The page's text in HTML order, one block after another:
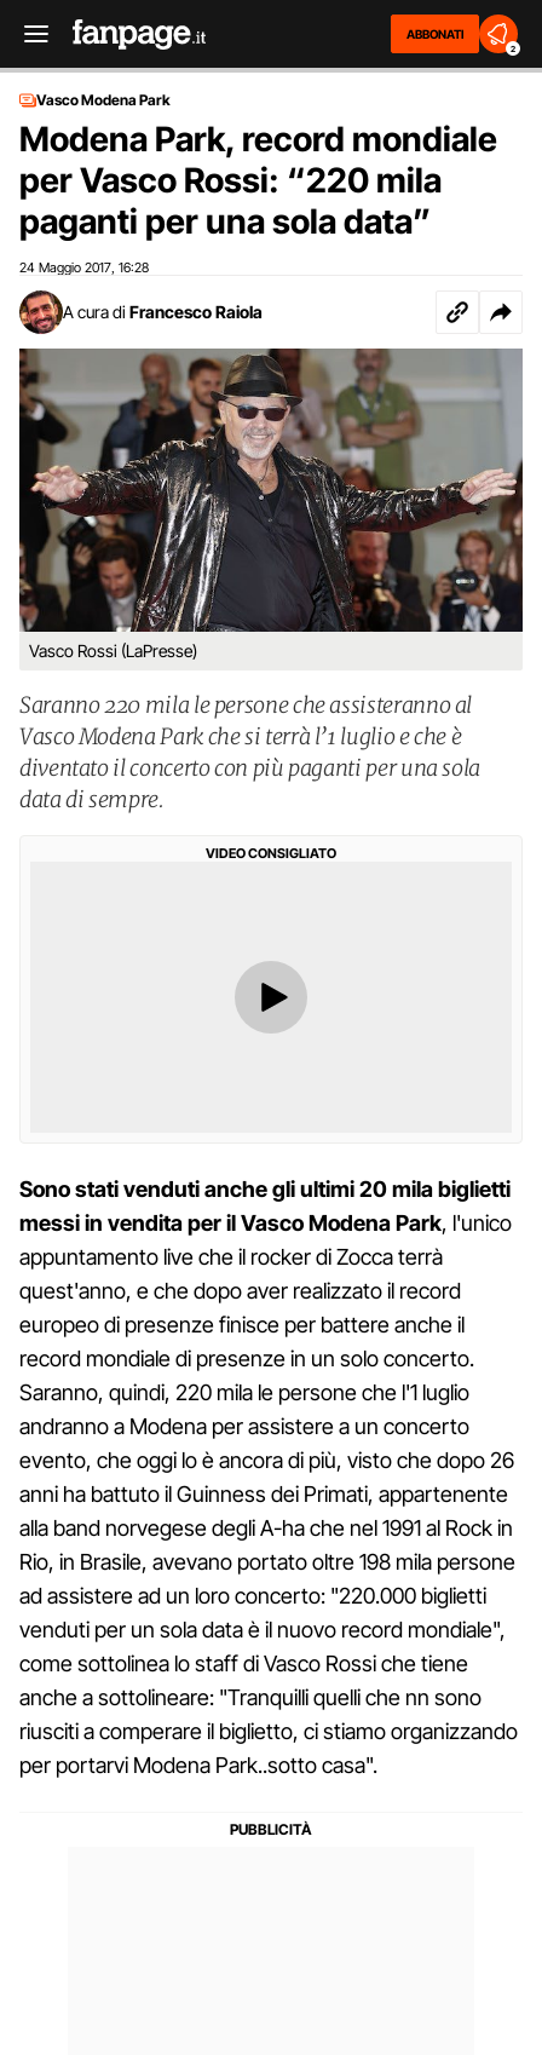
ABBONATI
2
Vasco Modena Park
Modena Park, record mondiale
per Vasco Rossi: “220 mila
paganti per una sola data”
24 Maggio 2017 16:28
A cura di Francesco Raiola
Vasco Rossi (LaPresse)
Saranno 220 mila le persone che assisteranno al
Vasco Modena Park che si terrà l’1 luglio e che è
diventato il concerto con più paganti per una sola
data di sempre.
VIDEO CONSIGLIATO
Sono stati venduti anche gli ultimi 20 mila biglietti
messi in vendita per il Vasco Modena Park, l'unico
appuntamento live che il rocker di Zocca terrà
quest'anno, e che dopo aver realizzato il record
europeo di presenze finisce per battere anche il
record mondiale di presenze in un solo concerto.
Saranno, quindi, 220 mila le persone che l'1 luglio
andranno a Modena per assistere a un concerto
evento, che oggi lo è ancora di più, visto che dopo 26
anni ha battuto il Guinness dei Primati, appartenente
alla band norvegese degli A-ha che nel 1991 al Rock in
Rio, in Brasile, avevano portato oltre 198 mila persone
ad assistere ad un loro concerto: "220.000 biglietti
venduti per un sola data è il nuovo record mondiale",
come sottolinea lo staff di Vasco Rossi che tiene
anche a sottolineare: "Tranquilli quelli che nn sono
riusciti a comperare il biglietto, ci stiamo organizzando
per portarvi Modena Park..sotto casa".